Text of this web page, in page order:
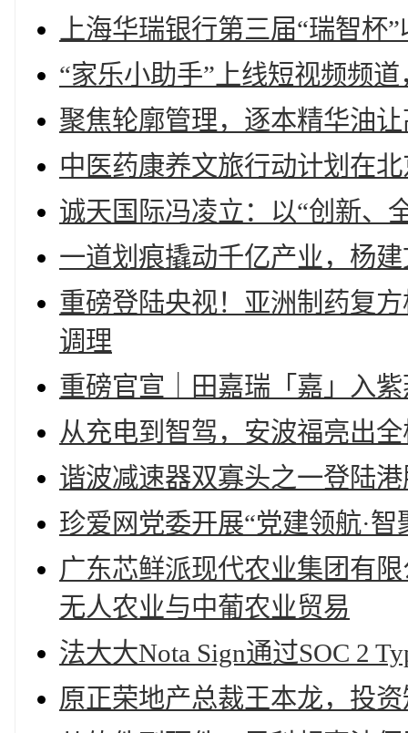
上海华瑞银行第三届“瑞智
“家乐小助手”上线短视频频
聚焦轮廓管理，逐本精华油
中医药康养文旅行动计划在
诚天国际冯凌立：以“创新、
一道划痕撬动千亿产业，杨
重磅登陆央视！亚洲制药复
调理
重磅官宣｜田嘉瑞「嘉」入
从充电到智驾，安波福亮出
谐波减速器双寡头之一登陆
珍爱网党委开展“党建领航·
广东芯鲜派现代农业集团有
无人农业与中葡农业贸易
法大大Nota Sign通过SOC 2
原正荣地产总裁王本龙，投